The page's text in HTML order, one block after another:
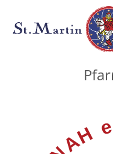
Zum Inhalt springen